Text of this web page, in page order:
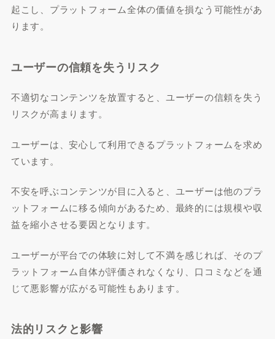
起こし、プラットフォーム全体の価値を損なう可能性があ
ります。
ユーザーの信頼を失うリスク
不適切なコンテンツを放置すると、ユーザーの信頼を失う
リスクが高まります。
ユーザーは、安心して利用できるプラットフォームを求め
ています。
不安を呼ぶコンテンツが目に入ると、ユーザーは他のプラ
ットフォームに移る傾向があるため、最終的には規模や収
益を縮小させる要因となります。
ユーザーが平台での体験に対して不満を感じれば、そのプ
ラットフォーム自体が評価されなくなり、口コミなどを通
じて悪影響が広がる可能性もあります。
法的リスクと影響